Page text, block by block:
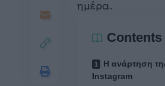
ημέρα.
Contents
Η ανάρτηση
Instagram